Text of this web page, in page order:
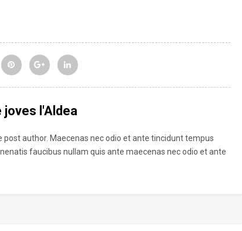
joves l'Aldea
post author. Maecenas nec odio et ante tincidunt tempus
faucibus nullam quis ante maecenas nec odio et ante